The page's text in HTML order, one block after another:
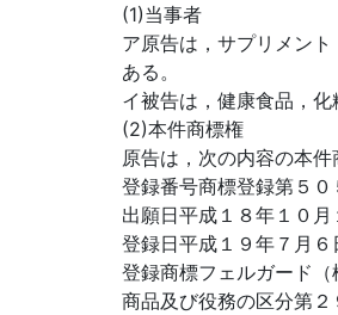
(1)当事者
ア原告は，サプリメン
ある。
イ被告は，健康食品，化
(2)本件商標権
原告は，次の内容の本件
登録番号商標登録第５
出願日平成１８年１０月
登録日平成１９年７月６
登録商標フェルガード（
商品及び役務の区分第２